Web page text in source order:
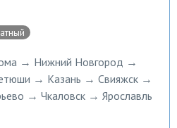
→ Нижний Новгород →
→ Казань → Свияжск →
→ Чкаловск → Ярославль